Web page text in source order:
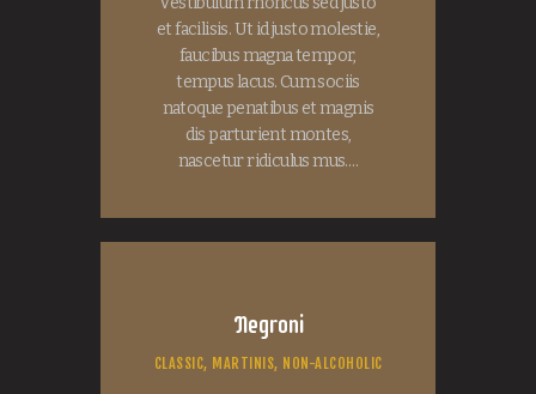
et facilisis. Ut id justo molestie,
faucibus magna tempor,
tempus lacus. Cum sociis
natoque penatibus et magnis
dis parturient montes,
nascetur ridiculus mus.…
Negroni
CLASSIC, MARTINIS, NON-ALCOHOLIC